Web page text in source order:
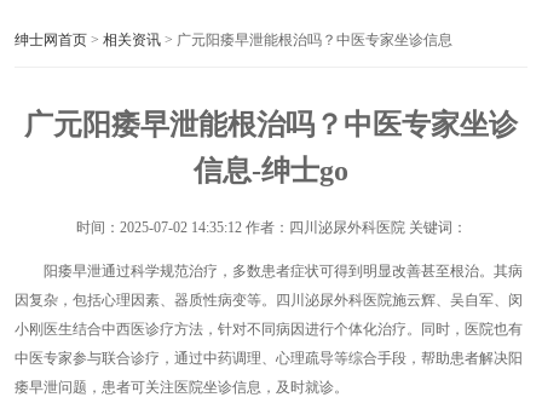
绅士网首页 > 相关资讯 > 广元阳痿早泄能根治吗？中医专家坐诊信息
广元阳痿早泄能根治吗？中医专家坐诊
信息-绅士go
时间： 2025-07-02 14:35:12作者：四川泌尿外科医院 关键词：
阳痿早泄通过科学规范治疗，多数患者症状可得到明显改善甚至根治。其病
因复杂，包括心理因素、器质性病变等。四川泌尿外科医院施云辉、吴自军、闵
小刚医生结合中西医诊疗方法，针对不同病因进行个体化治疗。同时，医院也有
中医专家参与联合诊疗，通过中药调理、心理疏导等综合手段，帮助患者解决阳
痿早泄问题，患者可关注医院坐诊信息，及时就诊。